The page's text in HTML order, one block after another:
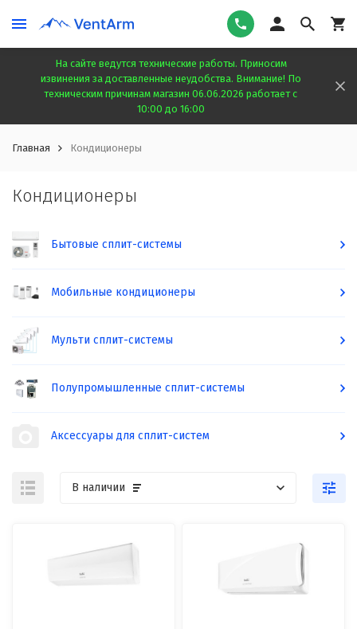
На сайте ведутся технические работы. Приносим
извинения за доставленные неудобства. Внимание! По
техническим причинам магазин 06.06.2026 работает с
10:00 до 16:00
Главная Кондиционеры
Кондиционеры
Бытовые сплит-системы
Мобильные кондиционеры
Мульти сплит-системы
Полупромышленные сплит-системы
Аксессуары для сплит-систем
В наличии